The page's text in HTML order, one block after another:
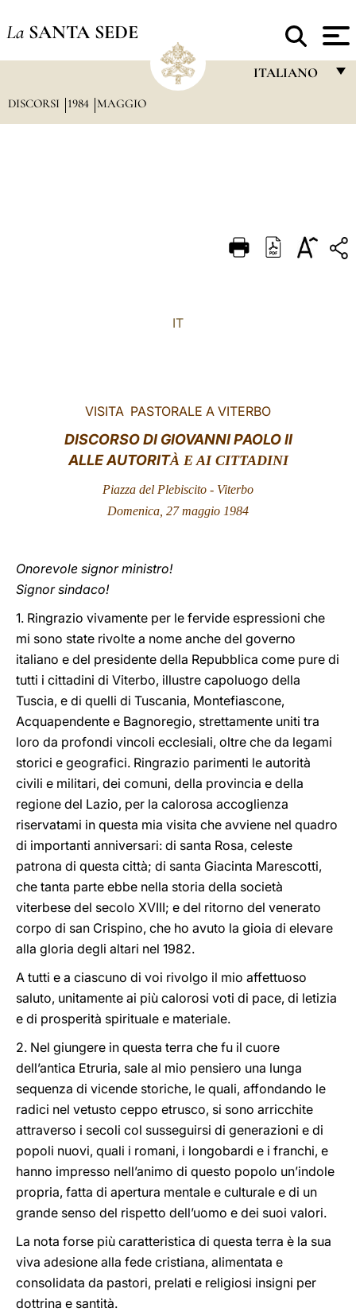
La SANTA SEDE
ITALIANO
DEUTSCH
DISCORSI 1984 MAGGIO
IT
VISITA PASTORALE A VITERBO
DISCORSO DI GIOVANNI PAOLO II
ALLE AUTORITÀ E AI CITTADINI
Piazza del Plebiscito - Viterbo
Domenica, 27 maggio 1984
Onorevole signor ministro!
Signor sindaco!
1. Ringrazio vivamente per le fervide espressioni che
mi sono state rivolte a nome anche del governo
italiano e del presidente della Repubblica come pure di
tutti i cittadini di Viterbo, illustre capoluogo della
Tuscia, e di quelli di Tuscania, Montefiascone,
Acquapendente e Bagnoregio, strettamente uniti tra
loro da profondi vincoli ecclesiali, oltre che da legami
storici e geografici. Ringrazio parimenti le autorità
civili e militari, dei comuni, della provincia e della
regione del Lazio, per la calorosa accoglienza
riservatami in questa mia visita che avviene nel quadro
di importanti anniversari: di santa Rosa, celeste
patrona di questa città; di santa Giacinta Marescotti,
che tanta parte ebbe nella storia della società
viterbese del secolo XVIII; e del ritorno del venerato
corpo di san Crispino, che ho avuto la gioia di elevare
alla gloria degli altari nel 1982.
A tutti e a ciascuno di voi rivolgo il mio affettuoso
saluto, unitamente ai più calorosi voti di pace, di letizia
e di prosperità spirituale e materiale.
2. Nel giungere in questa terra che fu il cuore
dell’antica Etruria, sale al mio pensiero una lunga
sequenza di vicende storiche, le quali, affondando le
radici nel vetusto ceppo etrusco, si sono arricchite
attraverso i secoli col susseguirsi di generazioni e di
popoli nuovi, quali i romani, i longobardi e i franchi, e
hanno impresso nell’animo di questo popolo un’indole
propria, fatta di apertura mentale e culturale e di un
grande senso del rispetto dell’uomo e dei suoi valori.
La nota forse più caratteristica di questa terra è la sua
viva adesione alla fede cristiana, alimentata e
consolidata da pastori, prelati e religiosi insigni per
dottrina e santità.